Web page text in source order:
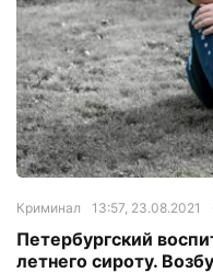
Криминал 13:57, 23.08.2021
Петербургский
летнего сироту.